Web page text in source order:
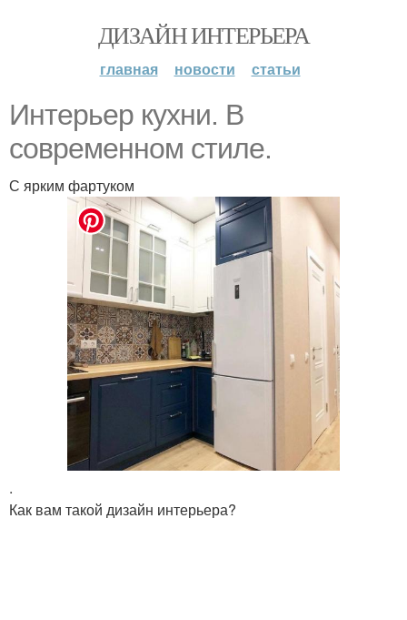
ДИЗАЙН ИНТЕРЬЕРА
главная новости статьи
Интерьер кухни. В
современном стиле.
С ярким фартуком
.
Как вам такой дизайн интерьера?